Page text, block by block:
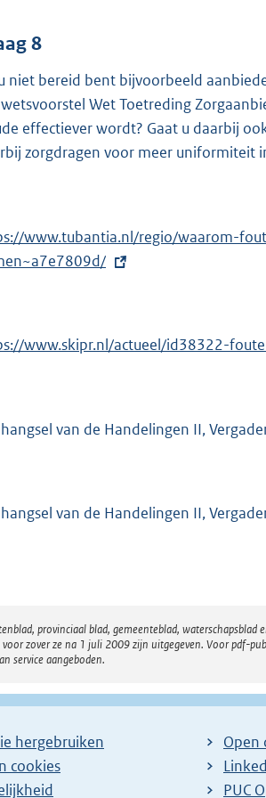
8
niet bereid bent bijvoorbeeld
Wet Toetreding
effectiever wordt? Gaat u daarbij
zorgdragen voor meer uniformiteit
www.tubantia.nl/regio/waarom-
www.skipr.nl/actueel/id38322-
van de Handelingen II,
van de Handelingen II,
provinciaal blad, gemeenteblad,
zover ze na 1 juli 2009 zijn uitgegeven. Voor pdf-
service aangeboden.
hergebruiken
cookies
Open
PUC